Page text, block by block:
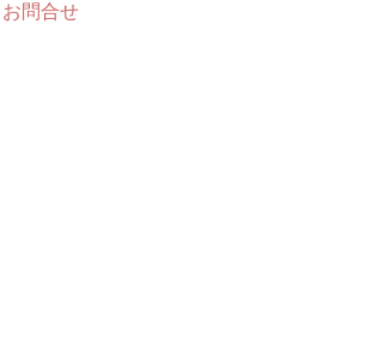
問合せ